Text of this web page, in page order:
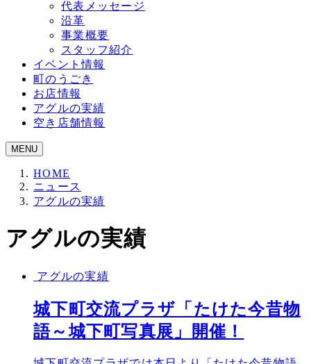
代表メッセージ
沿革
事業概要
スタッフ紹介
イベント情報
町のうごき
お店情報
アグルの実績
空き店舗情報
MENU
HOME
ニュース
アグルの実績
アグルの実績
アグルの実績
城下町交流プラザ「たけた今昔物
語～城下町写真展」開催！